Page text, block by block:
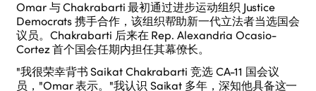
Omar 与 Chakrabarti 最初通过进步运动组织 Justice
Democrats 携手合作，该组织帮助新一代立法者当选国会
议员。Chakrabarti 后来在 Rep. Alexandria Ocasio-
Cortez 首个国会任期内担任其幕僚长。
"我很荣幸背书 Saikat Chakrabarti 竞选 CA-11 国会议
员，"Omar 表示。"我认识 Saikat 多年，深知他具备这一